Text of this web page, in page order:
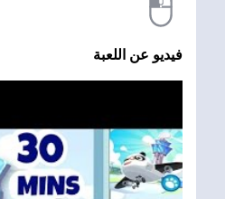
فيديو عن اللعبة